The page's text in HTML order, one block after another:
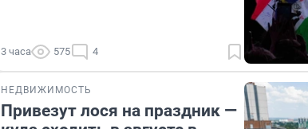
3 часа 575 4
НЕДВИЖИМОСТЬ
Привезут лося на праздник —